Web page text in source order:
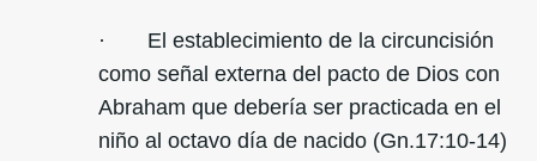
· El establecimiento de la circuncisión
como señal externa del pacto de Dios con
Abraham que debería ser practicada en el
niño al octavo día de nacido (Gn.17:10-14)